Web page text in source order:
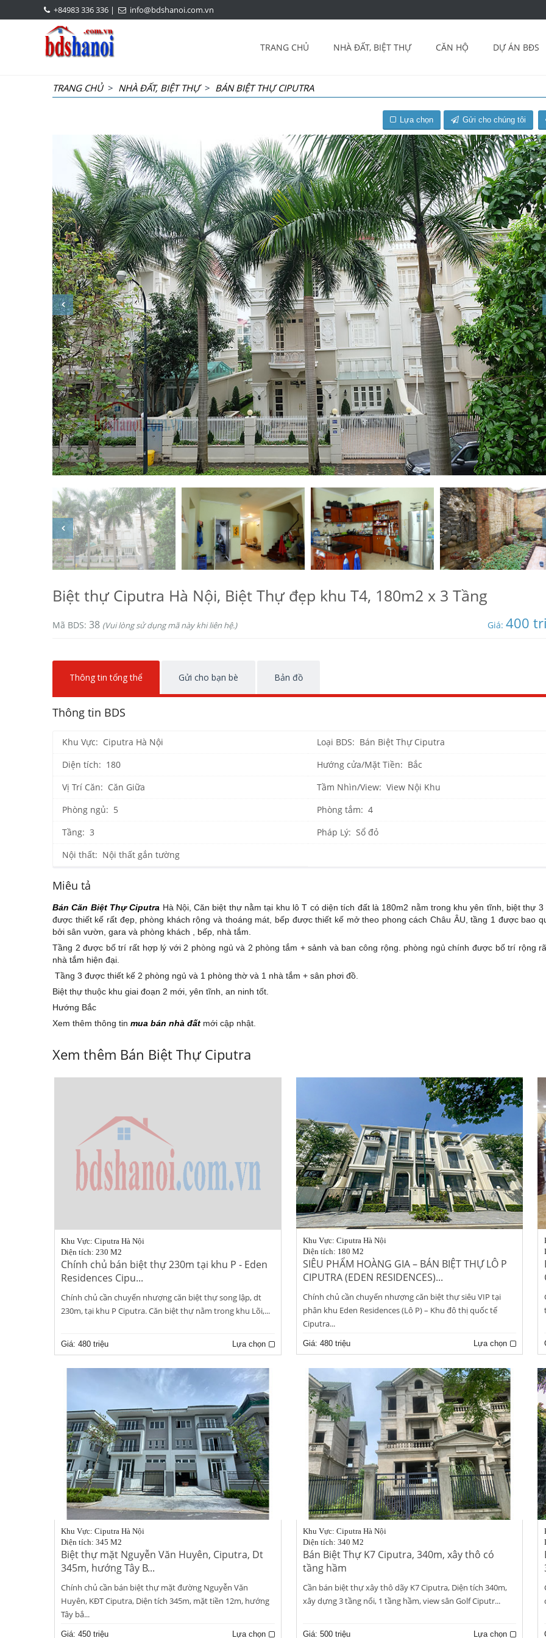
+84983 336 336 | info@bdshanoi.com.vn
TRANG CHỦ NHÀ ĐẤT, BIỆT THỰ CĂN HỘ DỰ ÁN BĐS
TRANG CHỦ> NHÀ ĐẤT, BIỆT THỰ> BÁN BIỆT THỰ CIPUTRA
Lựa chọn Gửi cho chúng tôi
Biệt thự Ciputra Hà Nội, Biệt Thự đẹp khu T4, 180m2 x 3 Tầng
Mã BDS: 38 (Vui lòng sử dụng mã này khi liên hệ.) Giá: 400
Thông tin tổng thể Gửi cho bạn bè Bản đồ
Thông tin BDS
Khu Vực: Ciputra Hà Nội
Loại BDS: Bán Biệt Thự Ciputra
Diện tích: 180
Hướng cửa/Mặt Tiền: Bắc
Vị Trí Căn: Căn Giữa
Tầm Nhìn/View: View Nội Khu
Phòng ngủ: 5
Phòng tắm: 4
Tầng: 3
Pháp Lý: Sổ đỏ
Nội thất: Nội thất gắn tường
Miêu tả
Bán Căn Biệt ThựCiputra Hà Nội, Căn biệt thự nằm tại khu lô T có diện tích đất là 180m2 nằm trong khu yên tĩnh, biệt thự 3
được thiết kế rất đẹp, phòng khách rộng và thoáng mát, bếp được thiết kế mở theo phong cách Châu ÂU, tầng 1 được bao
bởi sân vườn, gara và phòng khách , bếp, nhà tắm.
Tầng 2 được bố trí rất hợp lý với 2 phòng ngủ và 2 phòng tắm + sảnh và ban công rộng. phòng ngủ chính được bố trí rộng
nhà tắm hiện đại.
Tầng 3 được thiết kế 2 phòng ngủ và 1 phòng thờ và 1 nhà tắm + sân phơi đồ.
Biệt thự thuộc khu giai đoạn 2 mới, yên tĩnh, an ninh tốt.
Hướng Bắc
Xem thêm thông tin mua bán nhà đất mới cập nhật.
Xem thêm Bán Biệt Thự Ciputra
Khu Vực: Ciputra Hà Nội
Diện tích: 230 M2
Chính chủ bán biệt thự 230m tại khu P - Eden
Residences Cipu...
Chính chủ cần chuyển nhượng căn biệt thự song lập, dt
230m, tại khu P Ciputra. Căn biệt thự nằm trong khu Lõi,...
Giá: 480 triệu Lựa chọn
Khu Vực: Ciputra Hà Nội
Diện tích: 180 M2
SIÊU PHẨM HOÀNG GIA – BÁN BIỆT THỰ LÔ P
CIPUTRA (EDEN RESIDENCES)...
Chính chủ cần chuyển nhượng căn biệt thự siêu VIP tại
phân khu Eden Residences (Lô P) – Khu đô thị quốc tế
Ciputra...
Giá: 480 triệu Lựa chọn
Khu Vực: Ciputra Hà Nội
Diện tích: 345 M2
Biệt thự mặt Nguyễn Văn Huyên, Ciputra, Dt
345m, hướng Tây B...
Chính chủ cần bán biệt thự mặt đường Nguyễn Văn
Huyên, KĐT Ciputra, Diện tích 345m, mặt tiền 12m, hướng
Tây bắ...
Giá: 450 triệu Lựa chọn
Khu Vực: Ciputra Hà Nội
Diện tích: 340 M2
Bán Biệt Thự K7 Ciputra, 340m, xây thô có
tầng hầm
Cần bán biệt thự xây thô dãy K7 Ciputra, Diện tích 340m,
xây dựng 3 tầng nổi, 1 tầng hầm, view sân Golf Ciputr...
Giá: 500 triệu Lựa chọn